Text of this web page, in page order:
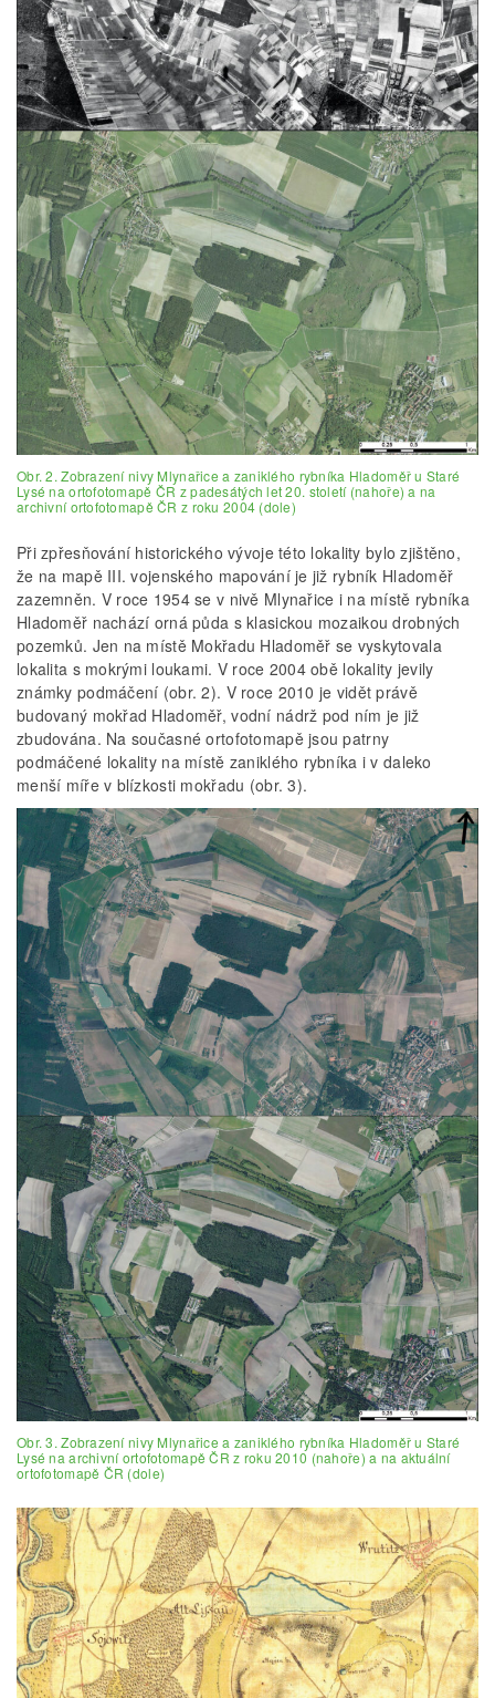
Obr. 2. Zobrazení nivy Mlynařice a zaniklého rybníka Hladoměř u Staré
Lysé na ortofotomapě ČR z padesátých let 20. století (nahoře) a na
archivní ortofotomapě ČR z roku 2004 (dole)
Při zpřesňování historického vývoje této lokality bylo zjištěno,
že na mapě III. vojenského mapování je již rybník Hladoměř
zazemněn. V roce 1954 se v nivě Mlynařice i na místě rybníka
Hladoměř nachází orná půda s klasickou mozaikou drobných
pozemků. Jen na místě Mokřadu Hladoměř se vyskytovala
lokalita s mokrými loukami. V roce 2004 obě lokality jevily
známky podmáčení (obr. 2). V roce 2010 je vidět právě
budovaný mokřad Hladoměř, vodní nádrž pod ním je již
zbudována. Na současné ortofotomapě jsou patrny
podmáčené lokality na místě zaniklého rybníka i v daleko
menší míře v blízkosti mokřadu (obr. 3).
Obr. 3. Zobrazení nivy Mlynařice a zaniklého rybníka Hladoměř u Staré
Lysé na archivní ortofotomapě ČR z roku 2010 (nahoře) a na aktuální
ortofotomapě ČR (dole)